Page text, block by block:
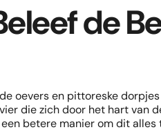
verhuren per midweek, weekend of
16
Midweek
4 NACHTEN
vr 14
de
oevers en pittoreske
die zich door het hart van
betere manier om dit alles